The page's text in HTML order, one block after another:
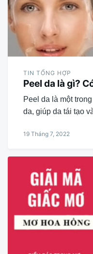
TIN TỔNG HỢP
Peel da là gì?
Peel da là một
da, giúp da tái tạo
19 Tháng 7, 2022